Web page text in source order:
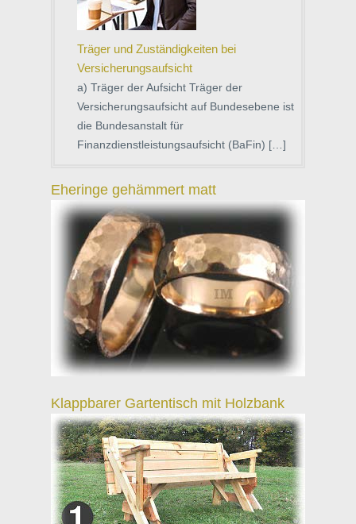
Träger und Zuständigkeiten bei
Versicherungsaufsicht
a) Träger der Aufsicht Träger der
Versicherungsaufsicht auf Bundesebene ist
die Bundesanstalt für
Finanzdienstleistungsaufsicht (BaFin) […]
Eheringe gehämmert matt
Klappbarer Gartentisch mit Holzbank